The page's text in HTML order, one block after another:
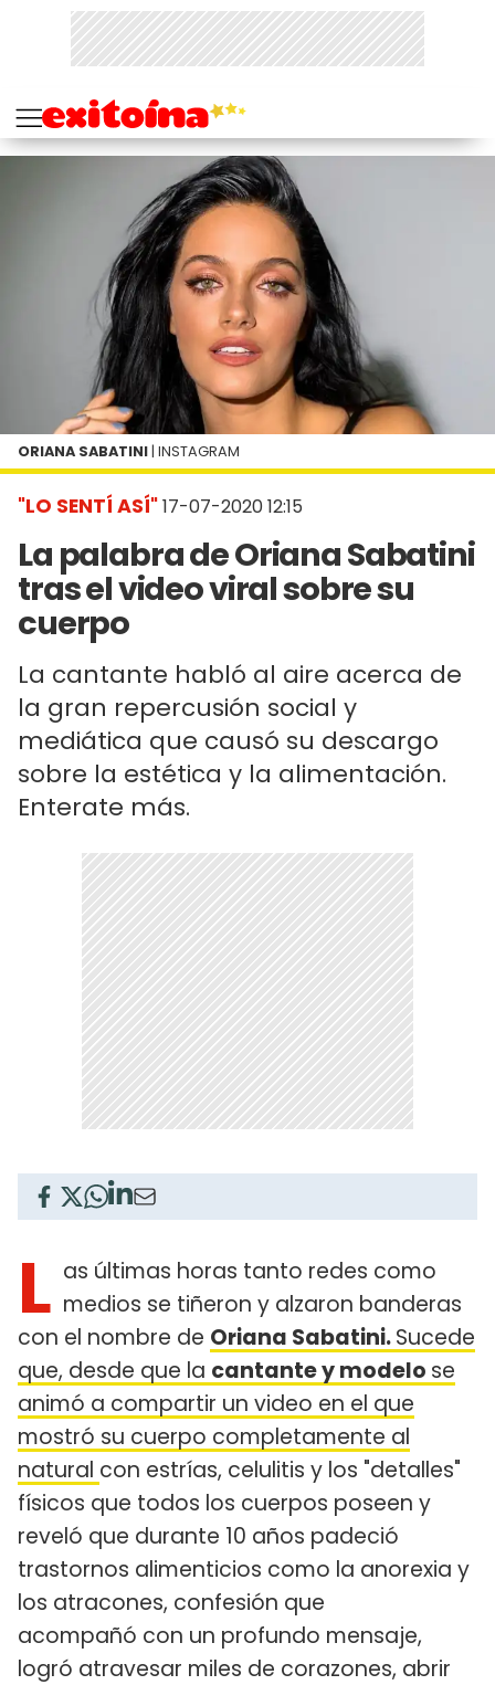
"LO SENTÍ ASÍ"17-07-2020 12:15
La palabra de Oriana Sabatini
tras el video viral sobre su
cuerpo
La cantante habló al aire acerca de
la gran repercusión social y
mediática que causó su descargo
sobre la estética y la alimentación.
Enterate más.
ORIANA SABATINI | INSTAGRAM
L as últimas horas tanto redes como
medios se tiñeron y alzaron banderas
con el nombre de Oriana Sabatini.Sucede
que, desde que la cantante y modelo se
animó a compartir un video en el que
mostró su cuerpo completamente al
natural con estrías, celulitis y los "detalles"
físicos que todos los cuerpos poseen y
reveló que durante 10 años padeció
trastornos alimenticios como la anorexia y
los atracones, confesión que
acompañó con un profundo mensaje,
logró atravesar miles de corazones, abrir